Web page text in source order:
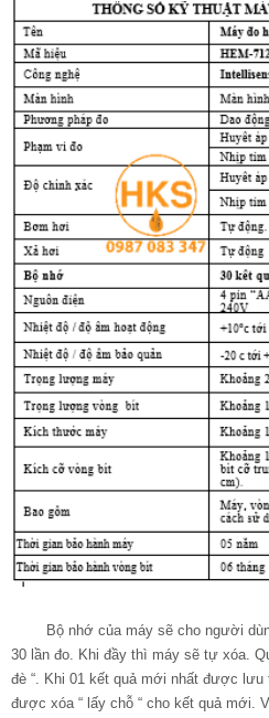
Bộ nhớ của máy sẽ cho người
30 lần đo. Khi đầy thì máy sẽ tự xóa.
đè “. Khi 01 kết quả mới nhất được
được xóa “ lấy chỗ “ cho kết quả mới.